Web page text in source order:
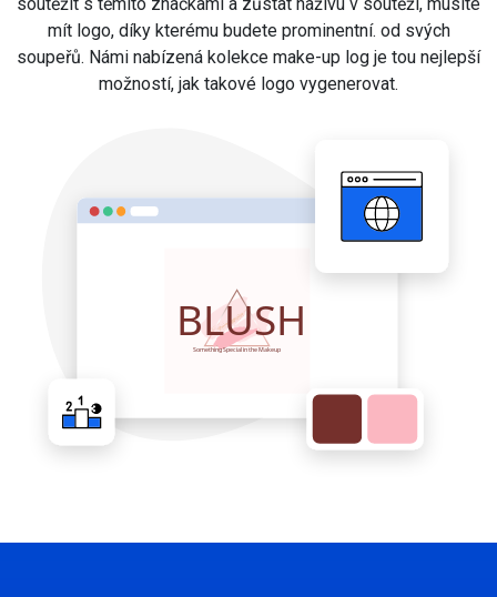
mít logo, díky kterému budete prominentní. od svých
soupeřů. Námi nabízená kolekce make-up log je tou nejlepší
možností, jak takové logo vygenerovat.